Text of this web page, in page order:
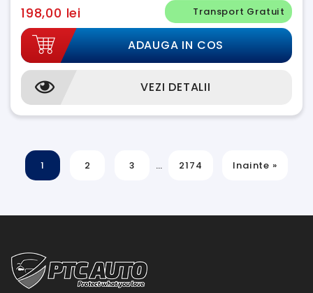
Transport Gratuit
198,00 lei
ADAUGA IN COS
VEZI DETALII
1 2 3 … 2174 Inainte »